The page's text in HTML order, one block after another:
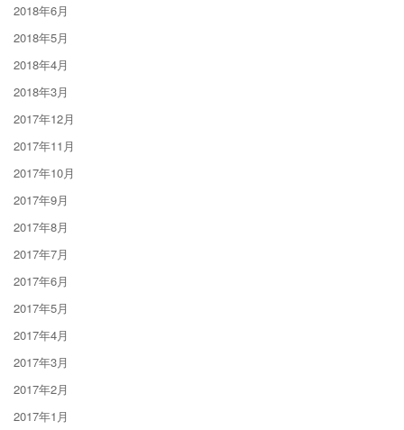
2018年6月
2018年5月
2018年4月
2018年3月
2017年12月
2017年11月
2017年10月
2017年9月
2017年8月
2017年7月
2017年6月
2017年5月
2017年4月
2017年3月
2017年2月
2017年1月